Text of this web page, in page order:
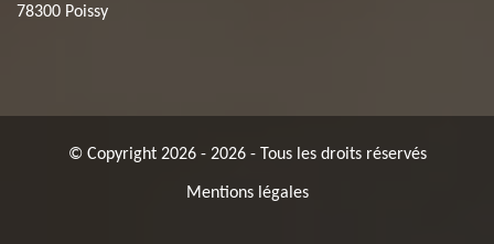
78300 Poissy
© Copyright 2026 - 2026 - Tous les droits réservés
Mentions légales